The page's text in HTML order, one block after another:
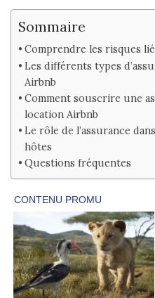
Sommaire
Comprendre les risques
Les différents types
Airbnb
Comment souscrire une
location Airbnb
Le rôle de l’assurance
hôtes
Questions fréquentes